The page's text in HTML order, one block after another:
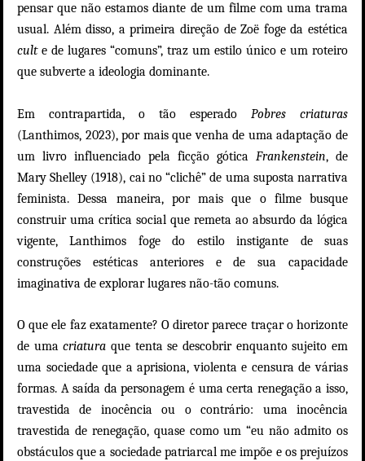
pensar que não estamos diante de um filme com uma trama
usual. Além disso, a primeira direção deZoë foge daestética
culte de lugares “comuns”, traz um estilo único e um roteiro
que subverte a ideologia dominante.
Em contrapartida, o tão esperado Pobres criaturas
(Lanthimos, 2023), por mais que venha de uma adaptação de
um livro influenciado pela ficção gótica Frankenstein, de
Mary Shelley (1918), cai no “clichê” de uma suposta narrativa
feminista. Dessa maneira, por mais que o filme busque
construir uma crítica social que remeta ao absurdo da lógica
vigente, Lanthimos foge do estilo instigante de suas
construções estéticas anteriores e de sua capacidade
imaginativa de explorar lugares não-tão comuns.
O que ele faz exatamente? O diretor parece traçar o horizonte
de umacriatura que tenta se descobrir enquanto sujeito em
uma sociedade que a aprisiona, violenta e censura de várias
formas. A saída da personagem é uma certa renegação a isso,
travestida de inocência ou o contrário: uma inocência
travestida de renegação, quase como um “eu não admito os
obstáculos que a sociedade patriarcal me impõe e os prejuízos